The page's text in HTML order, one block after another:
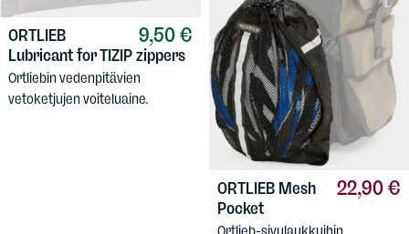
9,50 €
ORTLIEB
Lubricant for TIZIP zippers
Ortliebin vedenpitävien
vetoketjujen voiteluaine.
22,90 €
ORTLIEB Mesh
Pocket